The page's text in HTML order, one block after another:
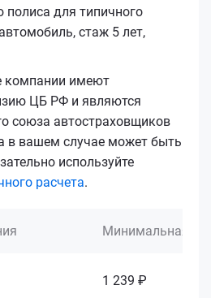
полиса для типичного
стаж 5 лет,
компании имеют
ЦБ РФ и являются
союза автостраховщиков
в вашем случае может быть
используйте
расчета.
Минимальная
1 239 ₽